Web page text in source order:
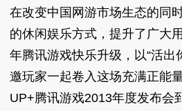
在改变中国网游市场生态的同
的休闲娱乐方式，提升了广大
年腾讯游戏快乐升级，以“活出
邀玩家一起卷入这场充满正能
UP+腾讯游戏2013年度发布会